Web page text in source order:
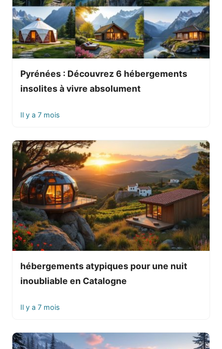
Pyrénées : Découvrez 6 hébergements
insolites à vivre absolument
Il y a 7 mois
hébergements atypiques pour une nuit
inoubliable en Catalogne
Il y a 7 mois